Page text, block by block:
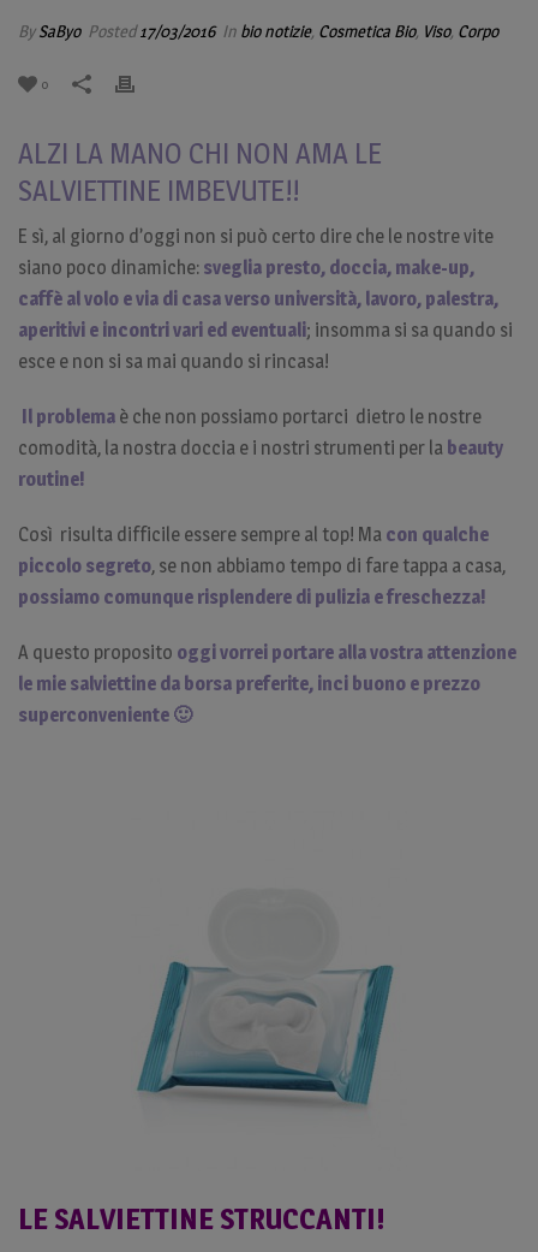
BySaByo Posted17/03/2016 In bio notizie, Cosmetica Bio, Viso, Corpo
0
ALZI LA MANO CHI NON AMA LE
SALVIETTINE IMBEVUTE!!
E sì, al giorno d’oggi non si può certo dire che le nostre vite
siano poco dinamiche: sveglia presto, doccia, make-up,
caffè al volo e via di casa verso università, lavoro, palestra,
aperitivi e incontri vari ed eventuali; insomma si sa quando si
esce e non si sa mai quando si rincasa!
Il problema è che non possiamo portarci dietro le nostre
comodità, la nostra doccia e i nostri strumenti per la beauty
routine!
Così risulta difficile essere sempre al top! Ma con qualche
piccolo segreto, se non abbiamo tempo di fare tappa a casa,
possiamo comunque risplendere di pulizia e freschezza!
A questo proposito oggi vorrei portare alla vostra attenzione
le mie salviettine da borsa preferite, inci buono e prezzo
superconveniente 🙂
LE SALVIETTINE STRUCCANTI!